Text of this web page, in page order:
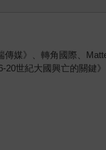
媒》、轉角國際、
世紀大國興亡的關鍵》